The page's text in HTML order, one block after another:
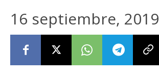
16 septiembre, 2019